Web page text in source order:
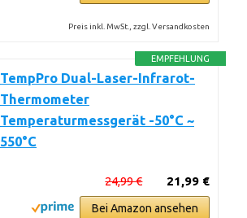
Preis inkl. MwSt., zzgl. Versandkosten
EMPFEHLUNG
TempPro Dual-Laser-Infrarot-
Thermometer
Temperaturmessgerät -50°C ~
550°C
21,99 €
24,99 €
Bei Amazon ansehen